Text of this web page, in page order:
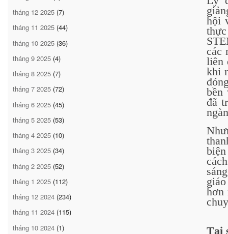
tháng 12 2025 (7)
tháng 11 2025 (44)
tháng 10 2025 (36)
tháng 9 2025 (4)
tháng 8 2025 (7)
tháng 7 2025 (72)
tháng 6 2025 (45)
tháng 5 2025 (53)
tháng 4 2025 (10)
tháng 3 2025 (34)
tháng 2 2025 (52)
tháng 1 2025 (112)
tháng 12 2024 (234)
tháng 11 2024 (115)
tháng 10 2024 (1)
hội
các
liên
khi
bền
đã
hơn
Tại